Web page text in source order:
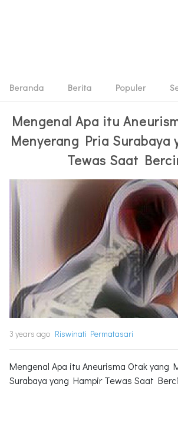
Beranda Berita Populer
Mengenal Apa itu
Menyerang Pria Surabaya
Tewas Saat
3 years ago Riswinati Permatasari
Mengenal Apa itu Aneurisma Otak yang
Surabaya yang Hampir Tewas Saat